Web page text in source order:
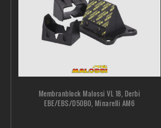
Membranblock Malossi VL 18, Derbi
EBE/EBS/D50B0, Minarelli AM6